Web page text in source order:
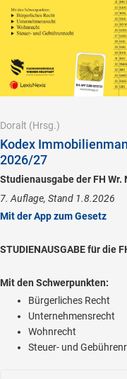
Doralt (Hrsg.)
Kodex
2026/27
Studienausgabe der FH Wr.
7. Auflage, Stand 1.8.2026
Mit der App zum Gesetz
STUDIENAUSGABE für die
Mit den Schwerpunkten:
Bürgerliches Recht
Unternehmensrecht
Wohnrecht
Steuer- und